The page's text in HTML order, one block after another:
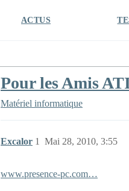
ACTUS
Pour les Amis
Matériel informatique
Excalor Mai 28, 2010, 3:55
1
www.presence-pc.com…